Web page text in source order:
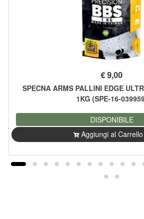
€9,00
SPECNA ARMS PALLINI EDGE
1KG (SPE-16-
DISPONIBILE
Aggiungi al Carrello